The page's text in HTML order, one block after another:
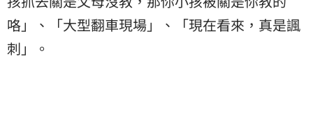
咯」、「大型翻車現場」、「現在看來，真是諷
刺」。